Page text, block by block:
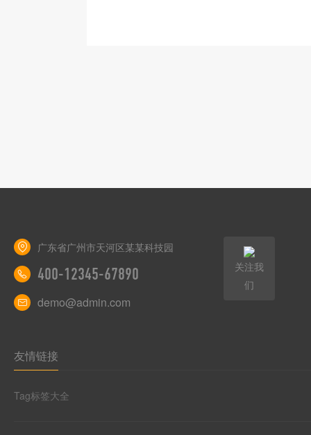
广东省广州市天河区某某科技园
400-12345-67890
demo@admin.com
关注我
们
友情链接
Tag标签大全